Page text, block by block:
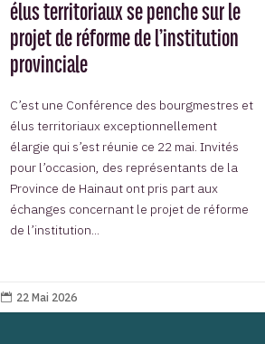
élus territoriaux se penche sur le
projet de réforme de l’institution
provinciale
C’est une Conférence des bourgmestres et
élus territoriaux exceptionnellement
élargie qui s’est réunie ce 22 mai. Invités
pour l’occasion, des représentants de la
Province de Hainaut ont pris part aux
échanges concernant le projet de réforme
de l’institution...
 22 Mai 2026